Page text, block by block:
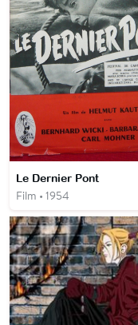
Le Dernier Pont
Film • 1954